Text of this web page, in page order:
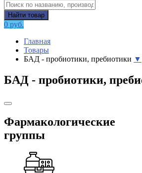
Найти товар
0 руб.
Главная
Товары
БАД - пробиотики, пребиотики ▼
БАД - пробиотики,
Фармакологические
группы